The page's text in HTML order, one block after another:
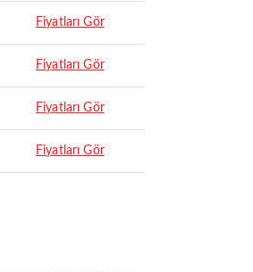
Fiyatları Gör
Fiyatları Gör
Fiyatları Gör
Fiyatları Gör